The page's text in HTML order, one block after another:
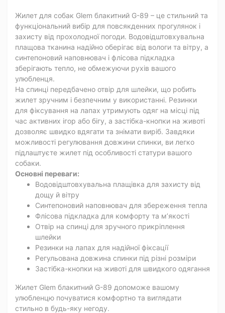
Жилет для собак Glem блакитний G-89 – це стильний та
функціональний вибір для повсякденних прогулянок і
захисту від прохолодної погоди. Водовідштовхувальна
плащова тканина надійно оберігає від вологи та вітру, а
синтепоновий наповнювач і флісова підкладка
зберігають тепло, не обмежуючи рухів вашого
улюбленця.
На спинці передбачено отвір для шлейки, що робить
жилет зручним і безпечним у використанні. Резинки
для фіксування на лапах утримують одяг на місці під
час активних ігор або бігу, а застібка-кнопки на животі
дозволяє швидко вдягати та знімати виріб. Завдяки
можливості регулювання довжини спинки, ви легко
підлаштуєте жилет під особливості статури вашого
собаки.
Основні переваги:
Водовідштовхувальна плащівка для захисту від
дощу й вітру
Синтепоновий наповнювач для збереження тепла
Флісова підкладка для комфорту та м’якості
Отвір на спинці для зручного прикріплення
шлейки
Резинки на лапах для надійної фіксації
Регульована довжина спинки під різні розміри
Застібка-кнопки на животі для швидкого одягання
Жилет Glem блакитний G-89 допоможе вашому
улюбленцю почуватися комфортно та виглядати
стильно в будь-яку негоду.